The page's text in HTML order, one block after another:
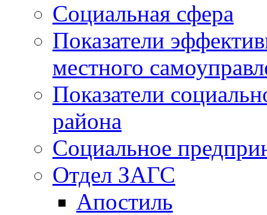
Социальная сфера
Показатели
местного
Показатели
района
Социальное
Отдел ЗАГС
Апостиль